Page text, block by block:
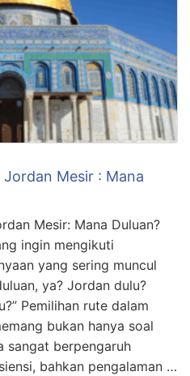
Mesir : Mana
Mesir: Mana Duluan?
ingin mengikuti
yang sering muncul
ya? Jordan dulu?
Pemilihan rute dalam
bukan hanya soal
sangat berpengaruh
bahkan pengalaman …